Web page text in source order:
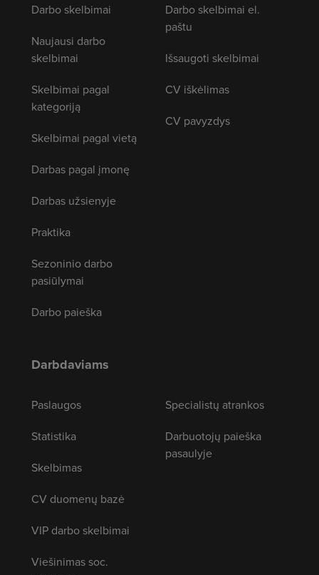
Darbo skelbimai
Naujausi darbo
skelbimai
Skelbimai pagal
kategoriją
Skelbimai pagal vietą
Darbas pagal įmonę
Darbas užsienyje
Praktika
Sezoninio darbo
pasiūlymai
Darbo paieška
Darbo skelbimai el.
paštu
Išsaugoti skelbimai
CV iškėlimas
CV pavyzdys
Darbdaviams
Paslaugos
Statistika
Skelbimas
CV duomenų bazė
VIP darbo skelbimai
Viešinimas soc.
Specialistų atrankos
Darbuotojų paieška
pasaulyje